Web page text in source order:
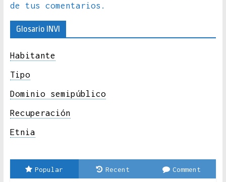
de tus comentarios.
Glosario INVI
Habitante
Tipo
Dominio semipúblico
Recuperación
Etnia
Popular Recent Comment